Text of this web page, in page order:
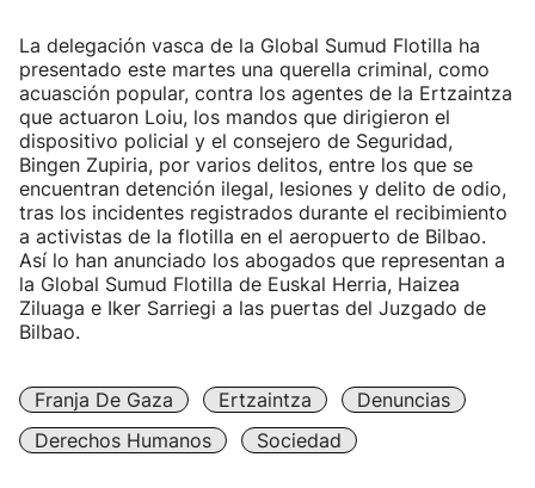
La delegación vasca de la Global Sumud Flotilla ha
presentado este martes una querella criminal, como
acuasción popular, contra los agentes de la Ertzaintza
que actuaron Loiu, los mandos que dirigieron el
dispositivo policial y el consejero de Seguridad,
Bingen Zupiria, por varios delitos, entre los que se
encuentran detención ilegal, lesiones y delito de odio,
tras los incidentes registrados durante el recibimiento
a activistas de la flotilla en el aeropuerto de Bilbao.
Así lo han anunciado los abogados que representan a
la Global Sumud Flotilla de Euskal Herria, Haizea
Ziluaga e Iker Sarriegi a las puertas del Juzgado de
Bilbao.
Franja De Gaza Ertzaintza
Denuncias
Derechos Humanos
Sociedad